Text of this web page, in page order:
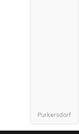
Purkersdorf